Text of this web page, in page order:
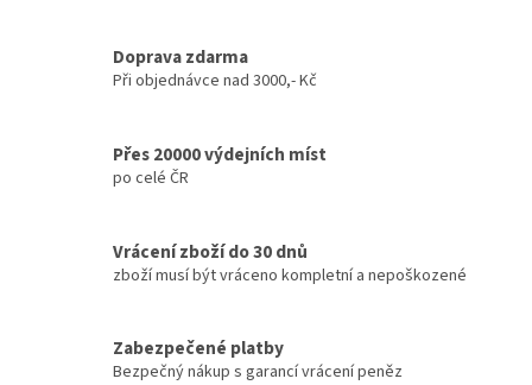
Doprava zdarma
Při objednávce nad 3000,- Kč
Přes 20000 výdejních míst
po celé ČR
Vrácení zboží do 30 dnů
zboží musí být vráceno kompletní a nepoškozené
Zabezpečené platby
Bezpečný nákup s garancí vrácení peněz